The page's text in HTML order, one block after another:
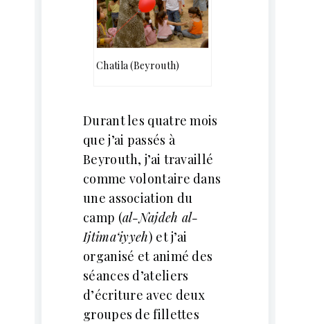
Chatila (Beyrouth)
Durant les quatre mois
que j’ai passés à
Beyrouth, j’ai travaillé
comme volontaire dans
une association du
camp (al-Najdeh al-
Ijtima‘iyyeh) et j’ai
organisé et animé des
séances d’ateliers
d’écriture avec deux
groupes de fillettes